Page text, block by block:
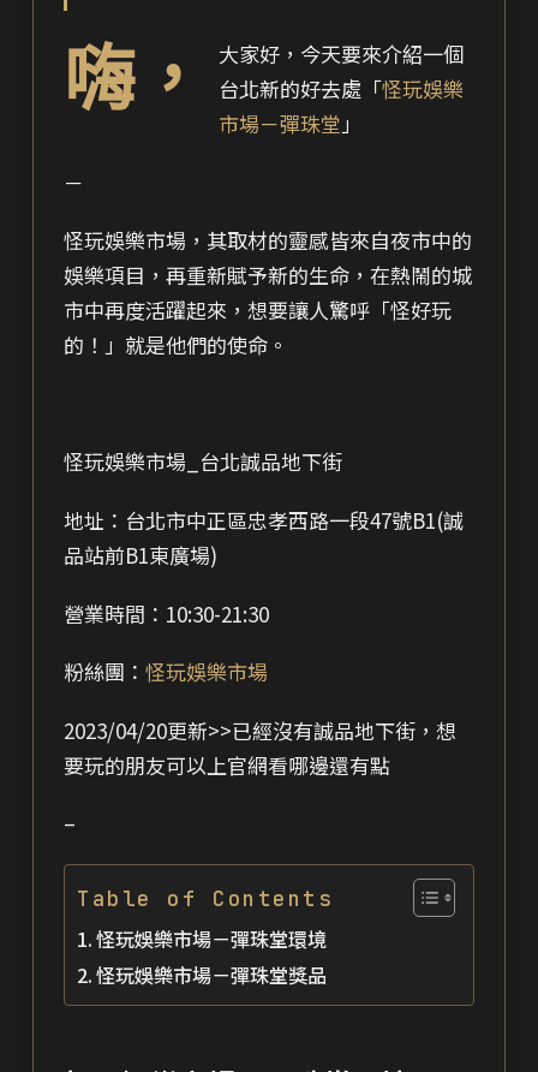
嗨，
大家好，今天要來介紹一個
台北新的好去處「怪玩娛樂
市場－彈珠堂」
－
怪玩娛樂市場，其取材的靈感皆來自夜市中的
娛樂項目，再重新賦予新的生命，在熱鬧的城
市中再度活躍起來，想要讓人驚呼「怪好玩
的！」就是他們的使命。
怪玩娛樂市場_台北誠品地下街
地址：台北市中正區忠孝西路一段47號B1(誠
品站前B1東廣場)
營業時間：10:30-21:30
粉絲團： 怪玩娛樂市場
2023/04/20更新>>已經沒有誠品地下街，想
要玩的朋友可以上官網看哪邊還有點
–
Table of Contents
怪玩娛樂市場－彈珠堂環境
怪玩娛樂市場－彈珠堂獎品